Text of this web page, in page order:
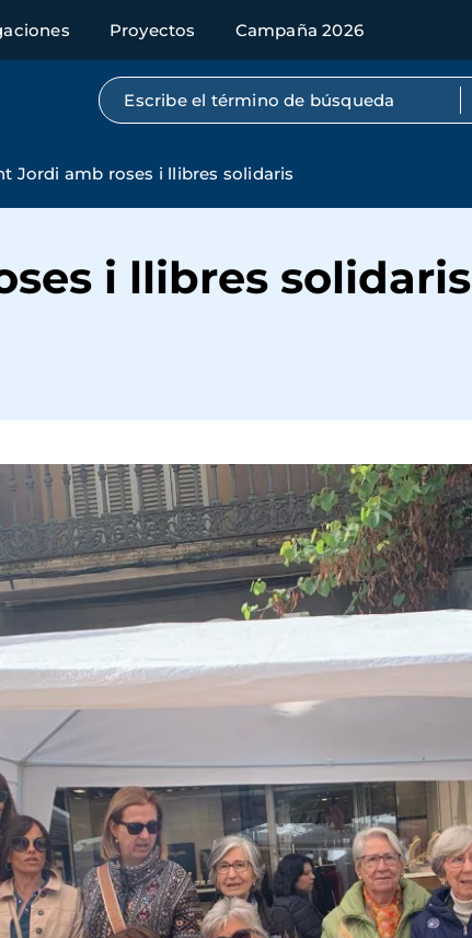
Proyectos Campaña 2026
Búsqueda por texto completo
Jordi amb roses i llibres solidaris
i llibres solidaris